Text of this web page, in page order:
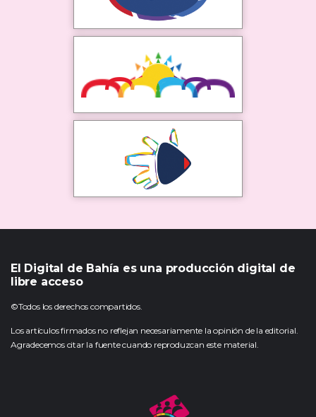
El Digital de Bahía es una producción digital de
libre acceso
©Todos los derechos compartidos.
Los artículos firmados no reflejan necesariamente la opinión de la editorial.
Agradecemos citar la fuente cuando reproduzcan este material.